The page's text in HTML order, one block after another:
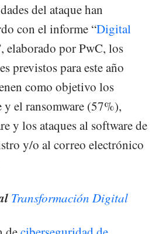
del ataque han
con el informe “Digital
elaborado por PwC, los
previstos para este año
como objetivo los
el ransomware (57%),
y los ataques al software de
y/o al correo electrónico
Transformación Digital